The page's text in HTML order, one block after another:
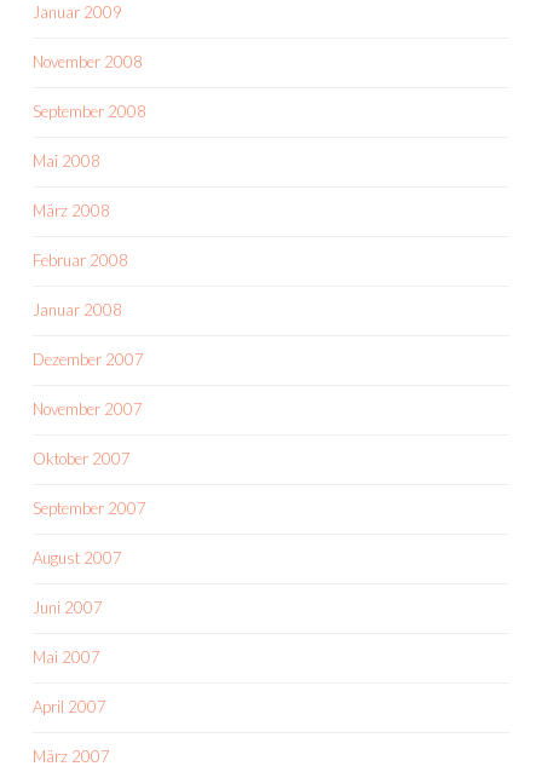
Januar 2009
November 2008
September 2008
Mai 2008
März 2008
Februar 2008
Januar 2008
Dezember 2007
November 2007
Oktober 2007
September 2007
August 2007
Juni 2007
Mai 2007
April 2007
März 2007